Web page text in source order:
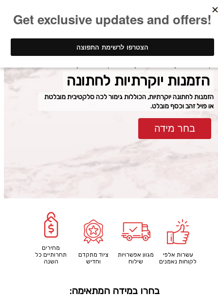
הזמנות יוקרתיות לחתונה
הזמנות לחתונה יוקרתיות, הכוללות גימור לכה סלקטיבית מובלטת
או פויל זהב וכסף מובלט.
בחר מידה
מחירים
תחרותיים כל
השנה
ציוד מתקדם
וחדיש
מגוון אפשרויות
שילוח
עשרות אלפי
לקוחות נאמנים
בחרו במידה המתאימה: